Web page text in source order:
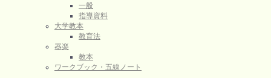
一般
指導資料
大学教本
教育法
器楽
教本
ワークブック・五線ノート